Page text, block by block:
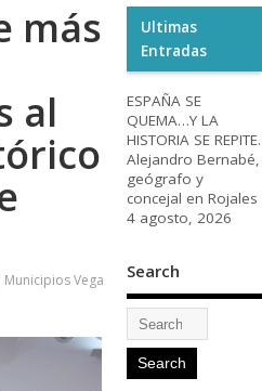
más
al
Municipios Vega
Ultimas
Entradas
ESPAÑA SE
QUEMA…Y LA
HISTORIA SE REPITE.
Alejandro Bernabé,
geógrafo y
concejal en Rojales
4 agosto, 2026
Search